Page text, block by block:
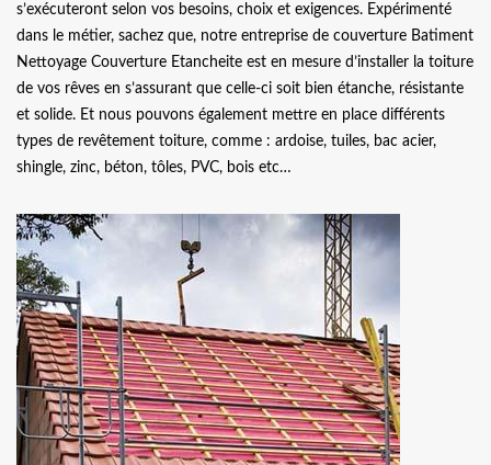
s’exécuteront selon vos besoins, choix et exigences. Expérimenté
dans le métier, sachez que, notre entreprise de couverture Batiment
Nettoyage Couverture Etancheite est en mesure d’installer la toiture
de vos rêves en s’assurant que celle-ci soit bien étanche, résistante
et solide. Et nous pouvons également mettre en place différents
types de revêtement toiture, comme : ardoise, tuiles, bac acier,
shingle, zinc, béton, tôles, PVC, bois etc…